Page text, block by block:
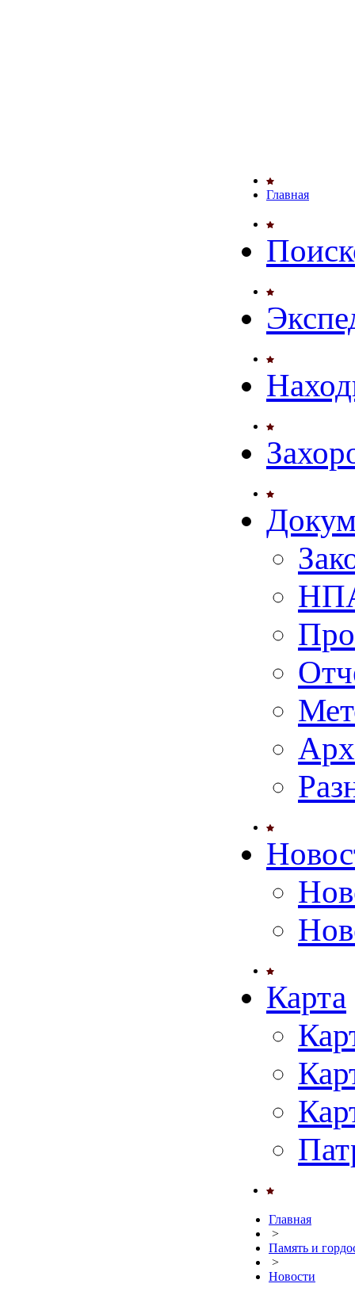
Главная
Карта
Главная
>
Память и
>
Новости